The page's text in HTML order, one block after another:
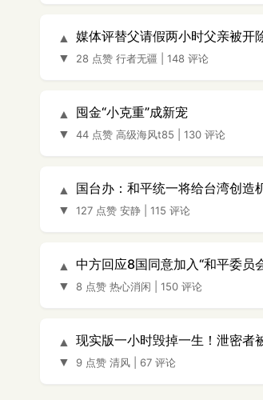
▲
▼
媒体评替父请假两小时父亲被开
28 点赞 行者无疆 148 评论
▲
▼
囤金“小克重”成新宠
44 点赞 高级海风t85 130 评论
▲
▼
国台办：和平统一将给台湾创造
127 点赞 安静 115 评论
▲
▼
中方回应8国同意加入“和平委员
8 点赞 热心消闲 150 评论
▲
▼
现实版一小时毁掉一生！泄密者
9 点赞 清风 67 评论